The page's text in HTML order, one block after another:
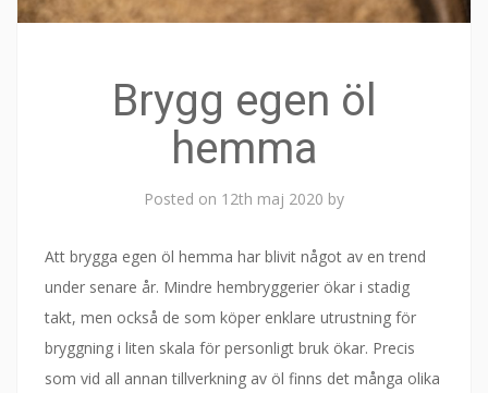
Brygg egen öl
hemma
Posted on 12th maj 2020 by
Att brygga egen öl hemma har blivit något av en trend
under senare år. Mindre hembryggerier ökar i stadig
takt, men också de som köper enklare utrustning för
bryggning i liten skala för personligt bruk ökar. Precis
som vid all annan tillverkning av öl finns det många olika